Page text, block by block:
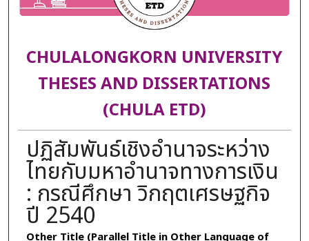
CHULALONGKORN UNIVERSITY
THESES AND DISSERTATIONS
(CHULA ETD)
ปฏิสัมพันธ์เชิงอำนาจระหว่าง
ไทยกับมหาอำนาจทางการเงิน
: กรณีศึกษา วิกฤตเศรษฐกิจ
ปี 2540
Other Title (Parallel Title in Other Language of